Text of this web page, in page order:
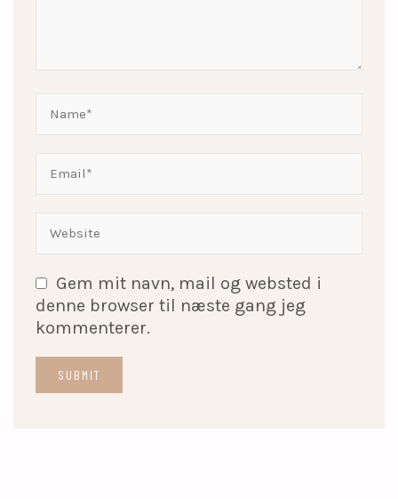
Gem mit navn, mail og websted i
denne browser til næste gang jeg
kommenterer.